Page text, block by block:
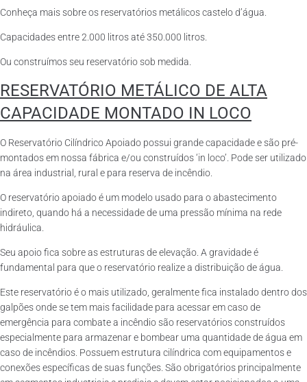
Conheça mais sobre os reservatórios metálicos castelo d’água.
Capacidades entre 2.000 litros até 350.000 litros.
Ou construímos seu reservatório sob medida.
RESERVATÓRIO METÁLICO DE ALTA
CAPACIDADE MONTADO IN LOCO
O Reservatório Cilíndrico Apoiado possui grande capacidade e são pré-
montados em nossa fábrica e/ou construídos ‘in loco’. Pode ser utilizado
na área industrial, rural e para reserva de incêndio.
O reservatório apoiado é um modelo usado para o abastecimento
indireto, quando há a necessidade de uma pressão mínima na rede
hidráulica.
Seu apoio fica sobre as estruturas de elevação. A gravidade é
fundamental para que o reservatório realize a distribuição de água.
Este reservatório é o mais utilizado, geralmente fica instalado dentro dos
galpões onde se tem mais facilidade para acessar em caso de
emergência para combate a incêndio são reservatórios construídos
especialmente para armazenar e bombear uma quantidade de água em
caso de incêndios. Possuem estrutura cilíndrica com equipamentos e
conexões específicas de suas funções. São obrigatórios principalmente